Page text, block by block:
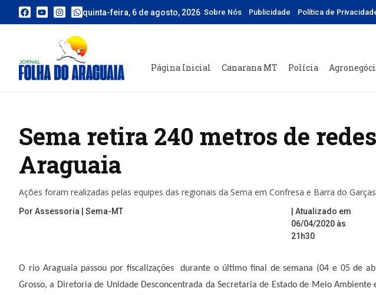
quinta-feira, 6 de agosto, 2026 Sobre Nós Publicidade Política de
Página Inicial Canarana MT Polícia
Sema retira 240 metros de
Araguaia
Ações foram realizadas pelas equipes das regionais da Sema em Confresa e Barra do Garças
Por Assessoria | Sema-MT
| Atualizado em
06/04/2020 às
21h30
O rio Araguaia passou por fiscalizações durante o último final de semana (04 e 05 de
Grosso, a Diretoria de Unidade Desconcentrada da Secretaria de Estado de Meio